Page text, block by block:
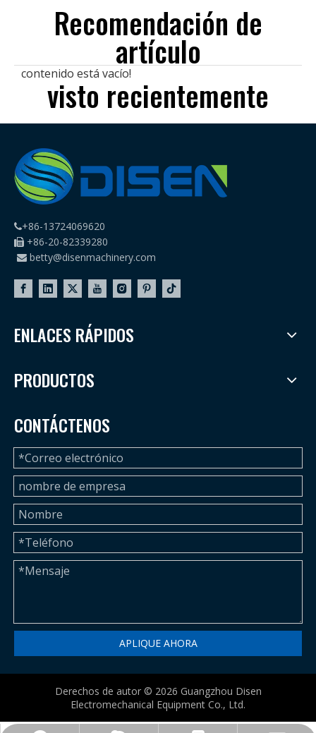
Recomendación de
artículo
contenido está vacío!
visto recientemente
+86-13724069620
 +86-20-82339280
 betty@disenmachinery.com
ENLACES RÁPIDOS
PRODUCTOS
CONTÁCTENOS
APLIQUE AHORA
Derechos de autor © 2026 Guangzhou Disen
Electromechanical Equipment Co., Ltd.